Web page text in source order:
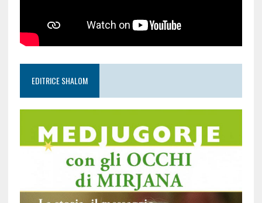
EDITRICE SHALOM